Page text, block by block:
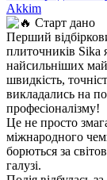
Akkim
Старт дано
Перший
плиточників Sika
найсильніших
швидкість,
викладались на
професіоналізму!
Це не просто
міжнародного
борються за
галузі.